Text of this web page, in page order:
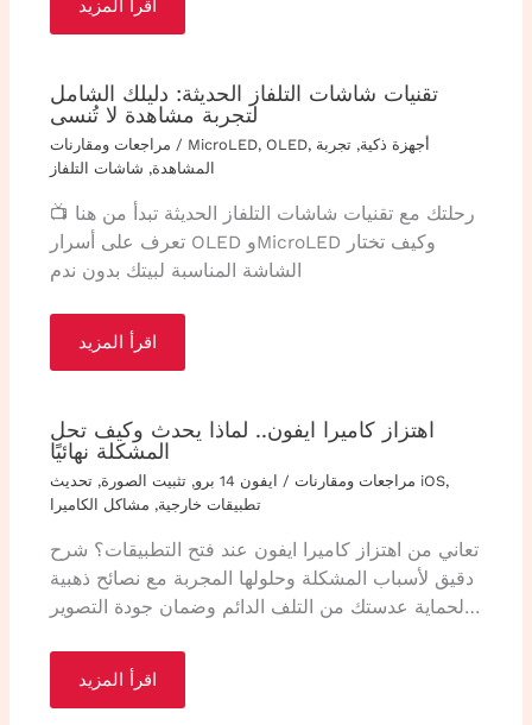
اقرأ المزيد
تقنيات شاشات التلفاز الحديثة: دليلك الشامل
لتجربة مشاهدة لا تُنسى
مراجعات ومقارنات / MicroLED, OLED, أجهزة ذكية,تجربة
المشاهدة, شاشات التلفاز
رحلتك مع تقنيات شاشات التلفاز الحديثة تبدأ من هنا 📺
تعرف على أسرار OLED وMicroLED وكيف تختار
الشاشة المناسبة لبيتك بدون ندم
اقرأ المزيد
اهتزاز كاميرا ايفون.. لماذا يحدث وكيف تحل
المشكلة نهائيًا
مراجعات ومقارنات / ايفون 14 برو ,تثبيت الصورة, تحديث iOS,
تطبيقات خارجية, مشاكل الكاميرا
تعاني من اهتزاز كاميرا ايفون عند فتح التطبيقات؟ شرح
دقيق لأسباب المشكلة وحلولها المجربة مع نصائح ذهبية
لحماية عدستك من التلف الدائم وضمان جودة التصوير…
اقرأ المزيد